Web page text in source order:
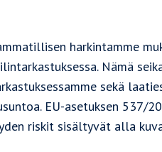
harkintamme
Nämä
sekä
EU-asetuksen 537/
riskit sisältyvät alla